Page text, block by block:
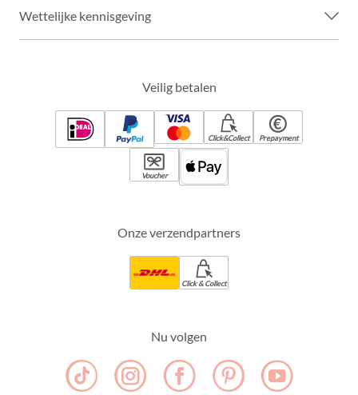
Wettelijke kennisgeving
Veilig betalen
Click&Collect Prepayment
Voucher
Onze verzendpartners
Click & Collect
Nu volgen